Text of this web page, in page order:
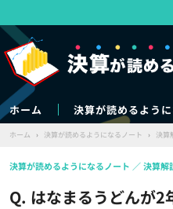
ホーム 決算が読めるよう
ホーム › 決算が読めるようになるノート › 決算
Q. はなまるうどんが2
決算が読めるようになるノート 決算解